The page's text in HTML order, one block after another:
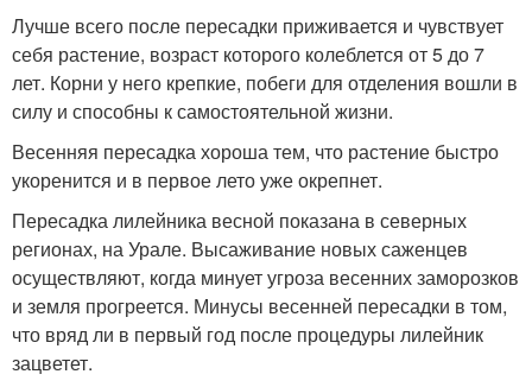
Лучше всего после пересадки приживается и чувствует
себя растение, возраст которого колеблется от 5 до 7
лет. Корни у него крепкие, побеги для отделения вошли в
силу и способны к самостоятельной жизни.
Весенняя пересадка хороша тем, что растение быстро
укоренится и в первое лето уже окрепнет.
Пересадка лилейника весной показана в северных
регионах, на Урале. Высаживание новых саженцев
осуществляют, когда минует угроза весенних заморозков
и земля прогреется. Минусы весенней пересадки в том,
что вряд ли в первый год после процедуры лилейник
зацветет.